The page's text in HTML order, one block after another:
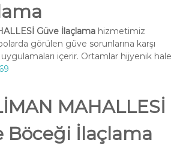
Güve İlaçlamahizmetimiz
görülen güve sorunlarına karşı
içerir. Ortamlar hijyenik hale
MAHALLESİ
Böceği İlaçlama